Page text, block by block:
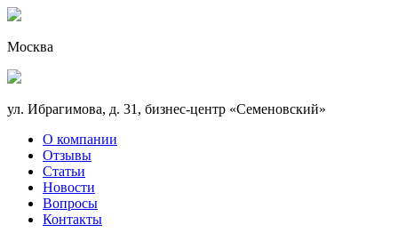
Москва
ул. Ибрагимова, д. 31, бизнес-центр «Семеновский»
О компании
Отзывы
Статьи
Новости
Вопросы
Контакты